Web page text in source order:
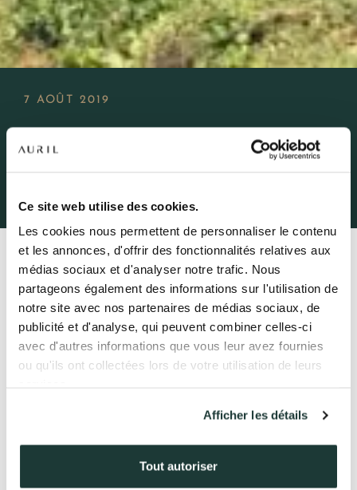
Ce site web utilise des cookies.
Les cookies nous permettent de personnaliser le contenu
et les annonces, d'offrir des fonctionnalités relatives aux
médias sociaux et d'analyser notre trafic. Nous
partageons également des informations sur l'utilisation de
notre site avec nos partenaires de médias sociaux, de
publicité et d'analyse, qui peuvent combiner celles-ci
avec d'autres informations que vous leur avez fournies
ou qu'ils ont collectées lors de votre utilisation de leurs
Afficher les détails
Tout autoriser
QUI SOMMES-NOUS ?
L’EXPERTISE AURIL
NOS RÉALISATIONS
ACTUALITÉS
COMPTE CLIENT
41 av. François Mitterrand
+33(0)4.58.09.05.00
Démarrage du terrassement, les
7 AOÛT 2019
Sous le soleil du mois d’août, nous lançons les travaux
préparatoires de terrassement et de démolition, afin
d’être prêt pour la construction en septembre.